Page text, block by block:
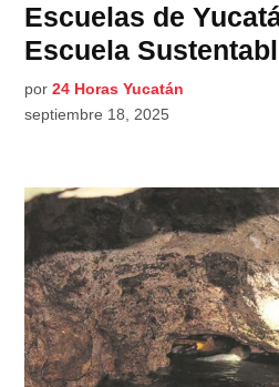
Escuelas de
Escuela
por 24 Horas Yucatán
septiembre 18, 2025